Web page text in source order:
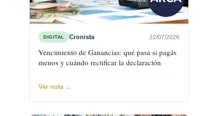
DIGITAL Cronista 22/07/2026
Vencimiento de Ganancias: qué pasa si pagás
menos y cuándo rectificar la declaración
Ver nota →